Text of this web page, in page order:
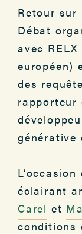
Retour sur
Débat
avec
européen)
des
rapporteur
éclairant
Carel et
conditions